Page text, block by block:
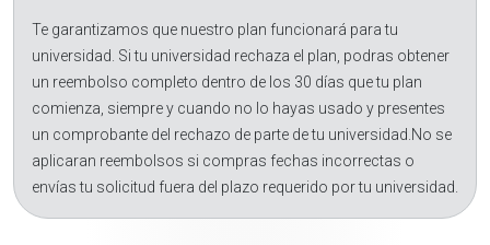
Te garantizamos que nuestro plan funcionará para tu
universidad. Si tu universidad rechaza el plan, podras obtener
un reembolso completo dentro de los 30 días que tu plan
comienza, siempre y cuando no lo hayas usado y presentes
un comprobante del rechazo de parte de tu universidad.No se
aplicaran reembolsos si compras fechas incorrectas o
envías tu solicitud fuera del plazo requerido por tu universidad.